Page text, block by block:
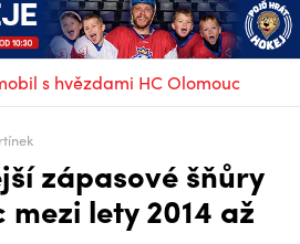
s hvězdami HC Olomouc
zápasové šňůry
mezi lety 2014 až